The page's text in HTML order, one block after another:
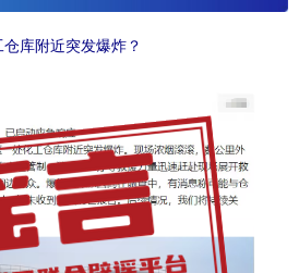
库附近突发爆炸？